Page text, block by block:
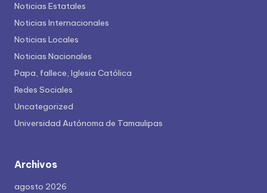
Noticias Estatales
Noticias Internacionales
Noticias Locales
Noticias Nacionales
Papa, fallece, Iglesia Católica
Redes Sociales
Uncategorized
Universidad Autónoma de Tamaulipas
Archivos
agosto 2026